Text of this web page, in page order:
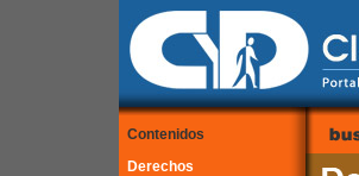
Contenidos
Derechos